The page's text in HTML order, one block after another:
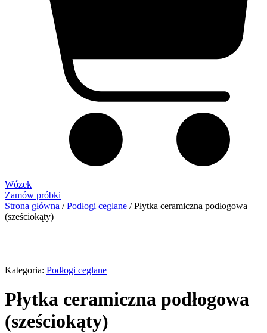
Wózek
Zamów próbki
Strona główna /Podłogi ceglane / Płytka ceramiczna podłogowa
(sześciokąty)
Kategoria: Podłogi ceglane
Płytka ceramiczna podłogowa
(sześciokąty)